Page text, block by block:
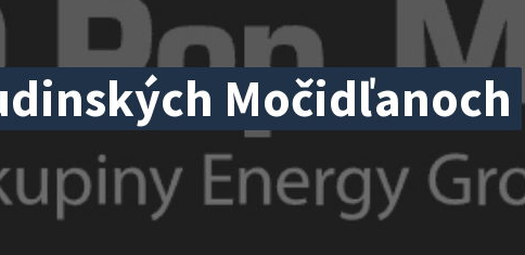
Močidľanoch